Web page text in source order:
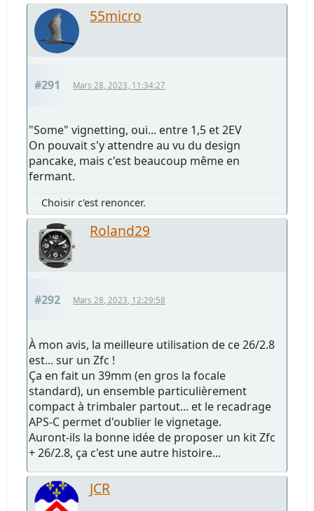
55micro
#291 Mars 28, 2023, 11:34:27
"Some" vignetting, oui... entre 1,5 et 2EV
On pouvait s'y attendre au vu du design
pancake, mais c'est beaucoup même en
fermant.
Choisir c'est renoncer.
Roland29
#292 Mars 28, 2023, 12:29:58
À mon avis, la meilleure utilisation de ce 26/2.8
est... sur un Zfc !
Ça en fait un 39mm (en gros la focale
standard), un ensemble particulièrement
compact à trimbaler partout... et le recadrage
APS-C permet d'oublier le vignetage.
Auront-ils la bonne idée de proposer un kit Zfc
+ 26/2.8, ça c'est une autre histoire...
JCR